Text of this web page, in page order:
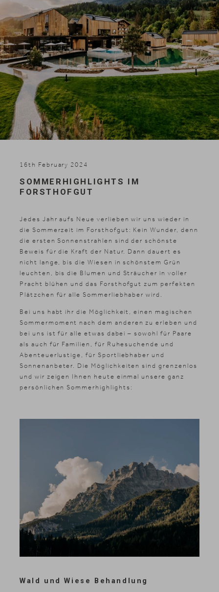
Skifahren
16th February 2024
SOMMERHIGHLIGHTS IM
FORSTHOFGUT
Jedes Jahr aufs Neue verlieben wir uns wieder in
die Sommerzeit im Forsthofgut: Kein Wunder, denn
die ersten Sonnenstrahlen sind der schönste
Beweis für die Kraft der Natur. Dann dauert es
nicht lange, bis die Wiesen in schönstem Grün
leuchten, bis die Blumen und Sträucher in voller
Pracht blühen und das Forsthofgut zum perfekten
Plätzchen für alle Sommerliebhaber wird.
Bei uns habt ihr die Möglichkeit, einen magischen
Sommermoment nach dem anderen zu erleben und
bei uns ist für alle etwas dabei – sowohl für Paare
als auch für Familien, für Ruhesuchende und
Abenteuerlustige, für Sportliebhaber und
Sonnenanbeter. Die Möglichkeiten sind grenzenlos
und wir zeigen Ihnen heute einmal unsere ganz
persönlichen Sommerhighlights:
Wald und Wiese Behandlung